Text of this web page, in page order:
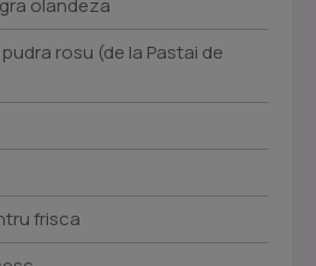
olandeza
rosu (de la Pastai de
frisca